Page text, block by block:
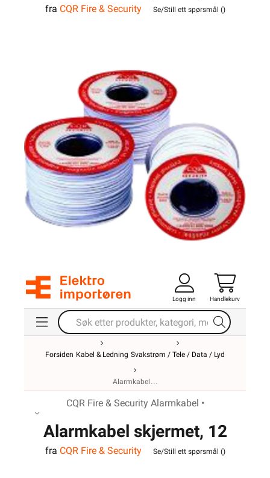
leder
fra CQR Fire & Security Se/Still ett spørsmål ()
Logg inn Handlekurv
Forsiden Kabel & Ledning Svakstrøm / Tele / Data / Lyd
Alarmkabel
CQR Fire & Security Alarmkabel •
Alarmkabel skjermet, 12
leder
fra CQR Fire & Security Se/Still ett spørsmål ()